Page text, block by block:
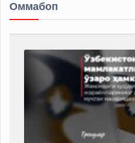
Оммабоп